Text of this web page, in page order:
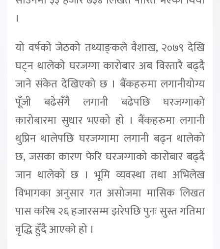
।
यो वर्षको जेठको तथ्याङ्‍कले वैशाख, २०७९ देखि
घट्न थालेको घरजग्गा कारोबार अब विस्तारै बढ्दै
जाने संकेत देखिएको छ । बैंकहरुमा लगानीयोग्य
पूँजी बढेसँगै लगानी बढेपछि घरजग्गाको
कारोबारमा सुधार भएको हो । बैंकहरुमा लगानी
थुप्रिन थालेपछि घरजग्गामा लगानी बढ्न थालेको
छ, जसका कारण फेरि घरजग्गाको कारोबार बढ्दै
जान थालेको छ । भूमि व्यवस्था तथा अभिलेख
विभागका अनुसार गत असोजमा मासिक लिखत
पास करिब २६ हजारसम्म झरेपछि पुनः सुस्त गतिमा
वृद्धि हुँदै आएको हो ।